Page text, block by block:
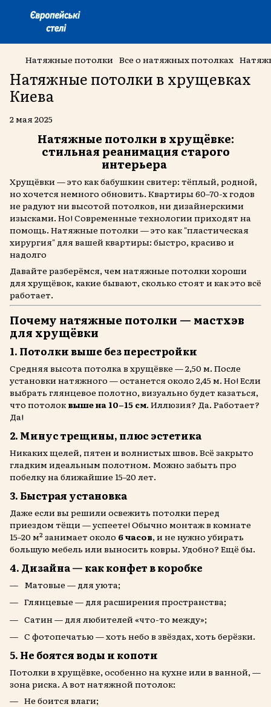
Натяжные потолки Все о натяжных потолках
Натяжные потолки в хрущевках
Киева
2 мая 2025
Натяжные потолки в хрущёвке:
стильная реанимация старого
интерьера
Хрущёвки — это как бабушкин свитер: тёплый, родной,
но хочется немного обновить. Квартиры 60–70-х годов
не радуют ни высотой потолков, ни дизайнерскими
изысками. Но! Современные технологии приходят на
помощь. Натяжные потолки — это как "пластическая
хирургия" для вашей квартиры: быстро, красиво и
надолго
Давайте разберёмся, чем натяжные потолки хороши
для хрущёвок, какие бывают, сколько стоят и как это всё
работает.
Почему натяжные потолки — мастхэв
для хрущёвки
1. Потолки выше без перестройки
Средняя высота потолка в хрущёвке — 2,50 м. После
установки натяжного — останется около 2,45 м. Но! Если
выбрать глянцевое полотно, визуально будет казаться,
что потолок выше на 10–15 см. Иллюзия? Да. Работает?
Да!
2. Минус трещины, плюс эстетика
Никаких щелей, пятен и волнистых швов. Всё закрыто
гладким идеальным полотном. Можно забыть про
побелку на ближайшие 15–20 лет.
3. Быстрая установка
Даже если вы решили освежить потолки перед
приездом тёщи — успеете! Обычно монтаж в комнате
15–20 м² занимает около 6 часов, и не нужно убирать
большую мебель или выносить ковры. Удобно? Ещё бы.
4. Дизайна — как конфет в коробке
Матовые — для уюта;
Глянцевые — для расширения пространства;
Сатин — для любителей «что-то между»;
С фотопечатью — хоть небо в звёздах, хоть берёзки.
5. Не боятся воды и копоти
Потолки в хрущёвке, особенно на кухне или в ванной, —
зона риска. А вот натяжной потолок:
Не боится влаги;